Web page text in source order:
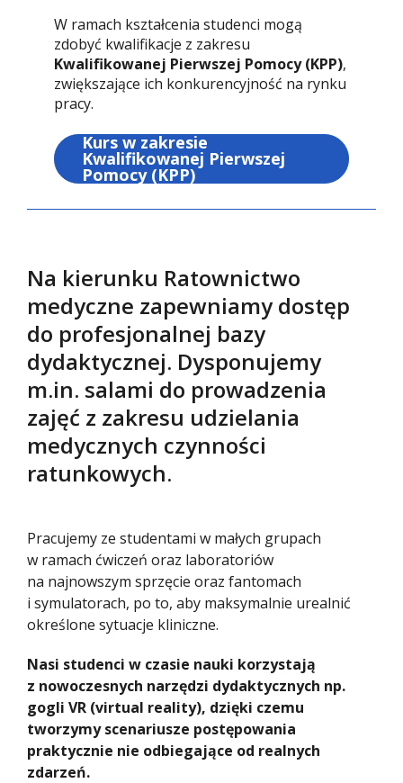
W ramach kształcenia studenci mogą
zdobyć kwalifikacje z zakresu
Kwalifikowanej Pierwszej Pomocy (KPP),
zwiększające ich konkurencyjność na rynku
pracy.
Kurs w zakresie
Kwalifikowanej Pierwszej
Pomocy (KPP)
Na kierunku Ratownictwo
medyczne zapewniamy dostęp
do profesjonalnej bazy
dydaktycznej. Dysponujemy
m.in. salami do prowadzenia
zajęć z zakresu udzielania
medycznych czynności
ratunkowych.
Pracujemy ze studentami w małych grupach
w ramach ćwiczeń oraz laboratoriów
na najnowszym sprzęcie oraz fantomach
i symulatorach, po to, aby maksymalnie urealnić
określone sytuacje kliniczne.
Nasi studenci w czasie nauki korzystają
z nowoczesnych narzędzi dydaktycznych np.
gogli VR (virtual reality), dzięki czemu
tworzymy scenariusze postępowania
praktycznie nie odbiegające od realnych
zdarzeń.